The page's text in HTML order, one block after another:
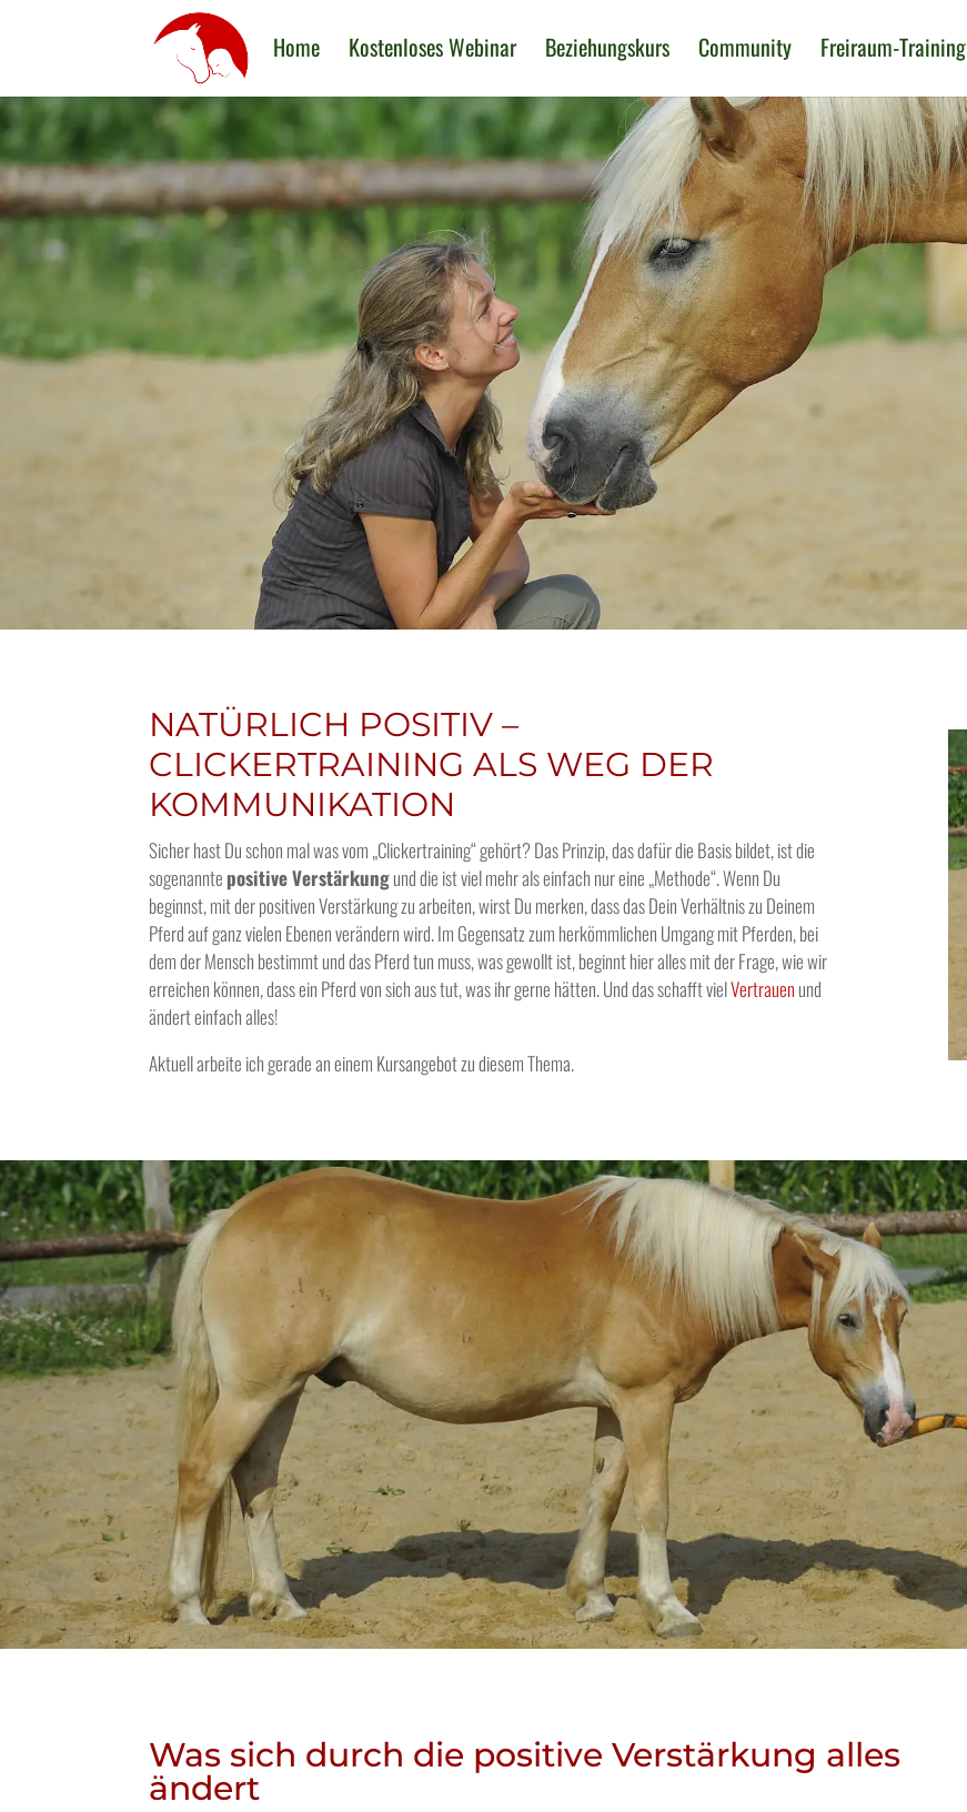
Home Kostenloses Webinar Beziehungskurs Community Freiraum-Training
NATÜRLICH POSITIV –
CLICKERTRAINING ALS WEG DER
KOMMUNIKATION
Sicher hast Du schon mal was vom „Clickertraining“ gehört? Das Prinzip, das dafür die Basis bildet, ist die
sogenannte positive Verstärkungund die ist viel mehr als einfach nur eine „Methode“. Wenn Du
beginnst, mit der positiven Verstärkung zu arbeiten, wirst Du merken, dass das Dein Verhältnis zu Deinem
Pferd auf ganz vielen Ebenen verändern wird. Im Gegensatz zum herkömmlichen Umgang mit Pferden, bei
dem der Mensch bestimmt und das Pferd tun muss, was gewollt ist, beginnt hier alles mit der Frage, wie wir
erreichen können, dass ein Pferd von sich aus tut, was ihr gerne hätten. Und das schafft vielVertrauen und
ändert einfach alles!
Aktuell arbeite ich gerade an einem Kursangebot zu diesem Thema.
Was sich durch die positive Verstärkung alles
ändert